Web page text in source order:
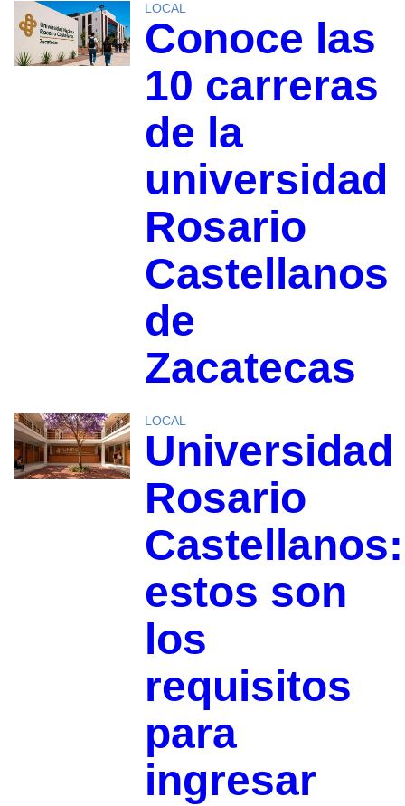
LOCAL
Conoce las
10 carreras
de la
universidad
Rosario
Castellanos
de
Zacatecas
LOCAL
Universidad
Rosario
Castellanos:
estos son
los
requisitos
para
ingresar